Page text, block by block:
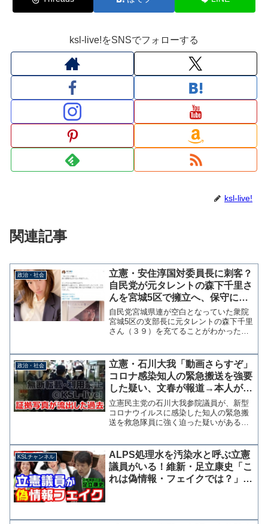
ksl-live!をSNSでフォローする
ksl-live!
関連記事
政治・社会
立憲・安住淳国対委員長に刺客？
自民党が元タレントの森下千里さ
んを宮城5区で擁立へ、保守にと
っては地獄の選挙区
自民党宮城県連が空白となっていた衆院
宮城5区の支部長に元タレントの森下千里
さん（３９）を充てることがわかった。
所との契約を解除し事実上の芸能界引退
となっていた。 ...
政治・社会
立憲・石川大我「動画さらすぞ」
コロナ感染知人の緊急搬送を強要
した疑い、文春が報道→本人が否
定も証拠写真が流出した過去
立憲民主党の石川大我参院議員が、新型
コロナウイルスに感染した知人の緊急搬
送を救急隊員に強く迫った疑いがあるこ
議員が「コロナ救急搬送」強要の疑い |
文春オンライン 石川...
KSLチャンネル
ALPS処理水を汚染水と呼ぶ立憲
議員がいる！維新・足立康史「こ
れは偽情報・フェイクでは？」西